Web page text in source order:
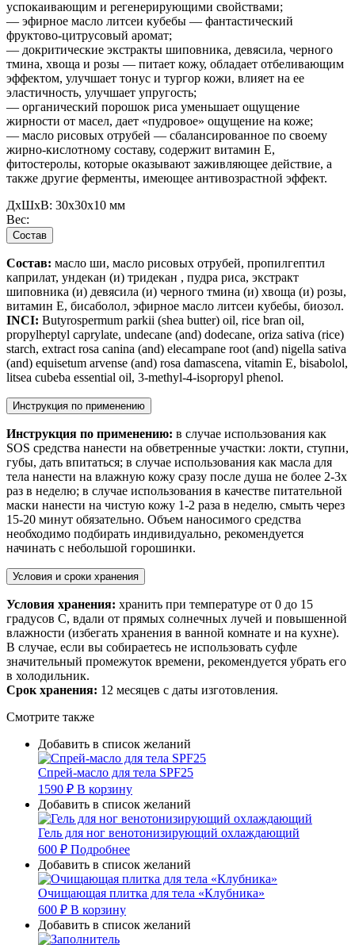
успокаивающим и регенерирующими свойствами;
— эфирное масло литсеи кубебы — фантастический
фруктово-цитрусовый аромат;
— докритические экстракты шиповника, девясила, черного
тмина, хвоща и розы — питает кожу, обладает отбеливающим
эффектом, улучшает тонус и тургор кожи, влияет на ее
эластичность, улучшает упругость;
— органический порошок риса уменьшает ощущение
жирности от масел, дает «пудровое» ощущение на коже;
— масло рисовых отрубей — сбалансированное по своему
жирно-кислотному составу, содержит витамин Е,
фитостеролы, которые оказывают заживляющее действие, а
также другие ферменты, имеющее антивозрастной эффект.
ДxШxВ: 30x30x10 мм
Вес:
Состав
Состав: масло ши, масло рисовых отрубей, пропилгептил
каприлат, ундекан (и) тридекан , пудра риса, экстракт
шиповника (и) девясила (и) черного тмина (и) хвоща (и) розы,
витамин Е, бисаболол, эфирное масло литсеи кубебы, биозол.
INCI: Butyrospermum parkii (shea butter) oil, rice bran oil,
propylheptyl caprylate, undecane (and) dodecane, oriza sativa (rice)
starch, extract rosa canina (and) elecampane root (and) nigella sativa
(and) equisetum arvense (and) rosa damascena, vitamin E, bisabolol,
litsea cubeba essential oil, 3-methyl-4-isopropyl phenol.
Инструкция по применению
Инструкция по применению: в случае использования как
SOS средства нанести на обветренные участки: локти, ступни,
губы, дать впитаться; в случае использования как масла для
тела нанести на влажную кожу сразу после душа не более 2-3х
раз в неделю; в случае использования в качестве питательной
маски нанести на чистую кожу 1-2 раза в неделю, смыть через
15-20 минут обязательно. Объем наносимого средства
необходимо подбирать индивидуально, рекомендуется
начинать с небольшой горошинки.
Условия и сроки хранения
Условия хранения: хранить при температуре от 0 до 15
градусов С, вдали от прямых солнечных лучей и повышенной
влажности (избегать хранения в ванной комнате и на кухне).
В случае, если вы собираетесь не использовать суфле
значительный промежуток времени, рекомендуется убрать его
в холодильник.
Срок хранения: 12 месяцев с даты изготовления.
Смотрите также
Добавить в список желаний
Спрей-масло для тела SPF25
1590 ₽ В корзину
Добавить в список желаний
Гель для ног венотонизирующий охлаждающий
600 ₽ Подробнее
Добавить в список желаний
Очищающая плитка для тела «Клубника»
600 ₽ В корзину
Добавить в список желаний